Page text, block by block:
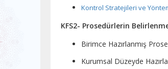
Kontrol Stratejileri ve
KFS2- Prosedürlerin
Birimce Hazırlanmış
Kurumsal Düzeyde